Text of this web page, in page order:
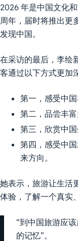
2026 年是中国文化
周年，届时将推出更
发现中国。
在采访的最后，李绘
客通过以下方式更加
第一，感受中
第二，品尝丰富
第三，欣赏中
第四，感受中
来方向。
她表示，旅游让生活
体验，了解一个真实
“到中国旅游应
的记忆”。